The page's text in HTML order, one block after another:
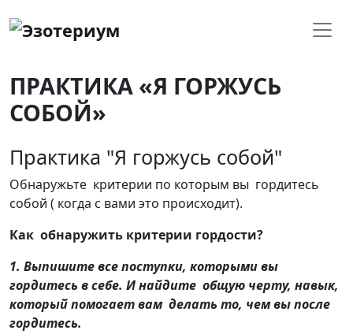
ПРАКТИКА «Я ГОРЖУСЬ
СОБОЙ»
Практика "Я горжусь собой"
Обнаружьте критерии по которым вы гордитесь
собой ( когда с вами это происходит).
Как обнаружить критерии гордости?
1. Выпишите все поступки, которыми вы
гордитесь в себе. И найдите общую черту, навык,
который помогает вам делать то, чем вы после
гордитесь.